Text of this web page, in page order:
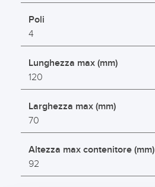
Poli
4
Lunghezza max (mm)
120
Larghezza max (mm)
70
Altezza max contenitore (mm)
92